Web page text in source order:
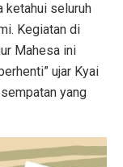
ketahui seluruh
Kegiatan di
Mahesa ini
ujar Kyai
yang